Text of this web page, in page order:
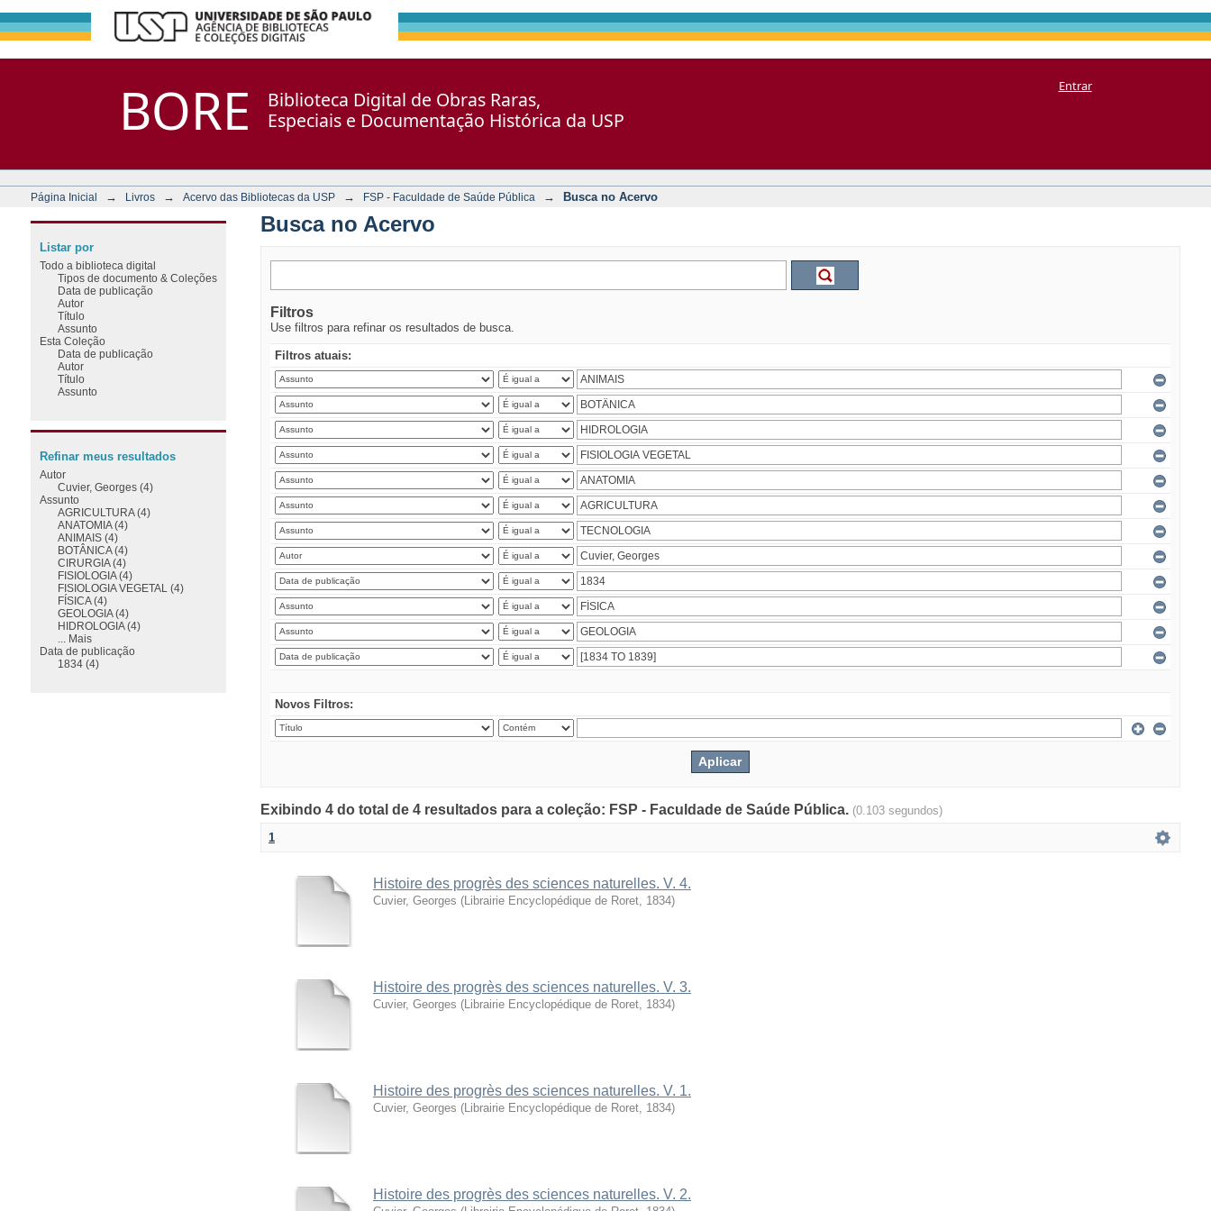
BORE
Biblioteca Digital de Obras Raras,
Especiais e Documentação Histórica da USP
Entrar
Página Inicial → Livros → Acervo das Bibliotecas da USP → FSP - Faculdade de Saúde Pública → Busca no Acervo
Busca no Acervo
Filtros
Use filtros para refinar os resultados de busca.
Filtros atuais:
Novos Filtros:
Exibindo 4 do total de 4 resultados para a coleção: FSP - Faculdade de Saúde Pública. (0.103 segundos)
1
Histoire des progrès des sciences naturelles. V. 4.
Cuvier, Georges (Librairie Encyclopédique de Roret, 1834)
Histoire des progrès des sciences naturelles. V. 3.
Cuvier, Georges (Librairie Encyclopédique de Roret, 1834)
Histoire des progrès des sciences naturelles. V. 1.
Cuvier, Georges (Librairie Encyclopédique de Roret, 1834)
Histoire des progrès des sciences naturelles. V. 2.
Listar por
Todo a biblioteca digital
Tipos de documento & Coleções
Data de publicação
Autor
Título
Assunto
Esta Coleção
Data de publicação
Autor
Título
Assunto
Refinar meus resultados
Autor
Cuvier, Georges (4)
Assunto
AGRICULTURA (4)
ANATOMIA (4)
ANIMAIS (4)
BOTÂNICA (4)
CIRURGIA (4)
FISIOLOGIA (4)
FISIOLOGIA VEGETAL (4)
FÍSICA (4)
GEOLOGIA (4)
HIDROLOGIA (4)
... Mais
Data de publicação
1834 (4)